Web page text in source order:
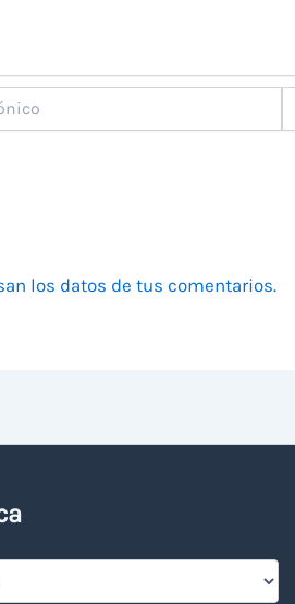
los datos de tus comentarios.